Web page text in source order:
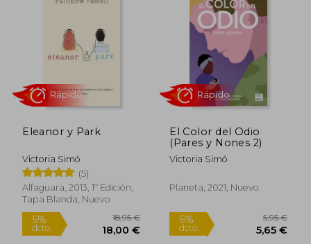
5%
dcto.
Eleanor y Park
Victoria Simó
(5)
Alfaguara, 2013, 1º Edición,
Tapa Blanda, Nuevo
Rápido
El Color del Odio
(Pares y Nones 2)
Victoria Simó
Planeta, 2021, Nuevo